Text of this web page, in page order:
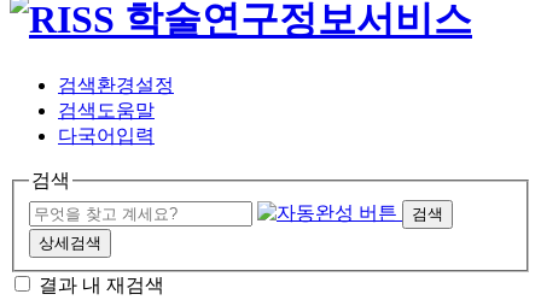
검색환경설정
검색도움말
다국어입력
검색
검색
상세검색
결과 내 재검색